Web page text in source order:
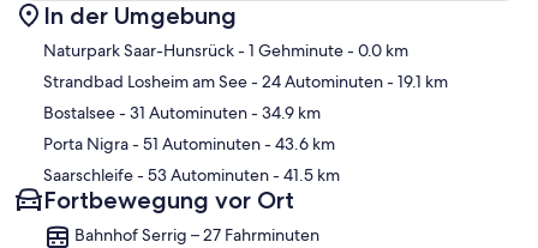
Karte
In der Umgebung
Naturpark Saar-Hunsrück- 1 Gehminute- 0.0 km
Strandbad Losheim am See- 24 Autominuten- 19.1 km
Bostalsee- 31 Autominuten- 34.9 km
Porta Nigra- 51 Autominuten- 43.6 km
Saarschleife- 53 Autominuten- 41.5 km
Fortbewegung vor Ort
Bahnhof Serrig – 27 Fahrminuten